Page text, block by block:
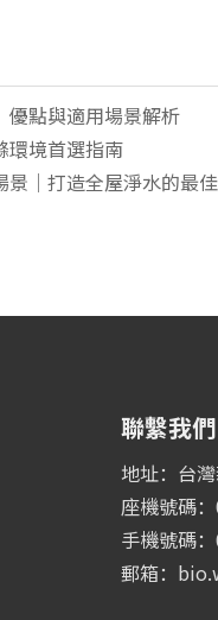
優點與適用場景解析
環境首選指南
｜打造全屋淨水的最
聯繫我們
地址：台
座機號碼
手機號碼
郵箱：